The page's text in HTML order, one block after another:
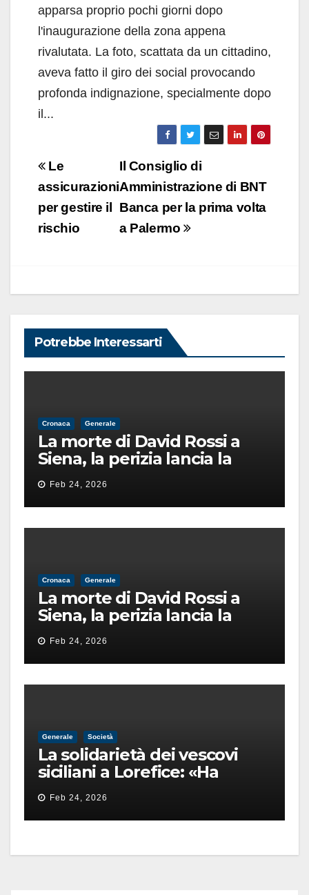
apparsa proprio pochi giorni dopo
l'inaugurazione della zona appena
rivalutata. La foto, scattata da un cittadino,
aveva fatto il giro dei social provocando
profonda indignazione, specialmente dopo
il...
Navigazione
articoli
Il Consiglio di
Amministrazione di BNT
Banca per la prima volta
a Palermo
Le
assicurazioni
per gestire il
rischio
Potrebbe Interessarti
Cronaca Generale
La morte di David Rossi a
Siena, la perizia lancia la
pista di un’intimidazione
finita male
Feb 24, 2026
Cronaca Generale
La morte di David Rossi a
Siena, la perizia lancia la
pista di un’intimidazione
finita male
Feb 24, 2026
Generale Società
La solidarietà dei vescovi
siciliani a Lorefice: «Ha
difeso il valore e la dignità
dell’umanità»
Feb 24, 2026